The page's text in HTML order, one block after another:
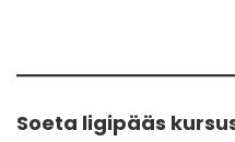
Soeta ligipääs